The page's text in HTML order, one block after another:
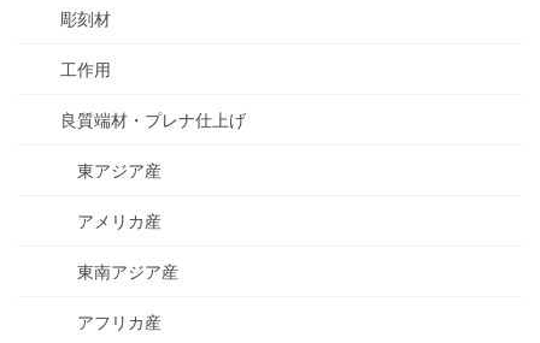
彫刻材
工作用
良質端材・プレナ仕上げ
東アジア産
アメリカ産
東南アジア産
アフリカ産